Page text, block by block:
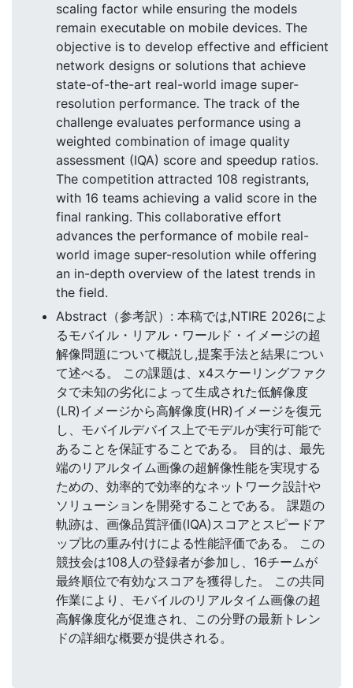
scaling factor while ensuring the models
remain executable on mobile devices. The
objective is to develop effective and efficient
network designs or solutions that achieve
state-of-the-art real-world image super-
resolution performance. The track of the
challenge evaluates performance using a
weighted combination of image quality
assessment (IQA) score and speedup ratios.
The competition attracted 108 registrants,
with 16 teams achieving a valid score in the
final ranking. This collaborative effort
advances the performance of mobile real-
world image super-resolution while offering
an in-depth overview of the latest trends in
the field.
Abstract（参考訳）: 本稿では,NTIRE 2026によ
るモバイル・リアル・ワールド・イメージの超
解像問題について概説し,提案手法と結果につい
て述べる。 この課題は、x4スケーリングファク
タで未知の劣化によって生成された低解像度
(LR)イメージから高解像度(HR)イメージを復元
し、モバイルデバイス上でモデルが実行可能で
あることを保証することである。 目的は、最先
端のリアルタイム画像の超解像性能を実現する
ための、効率的で効率的なネットワーク設計や
ソリューションを開発することである。 課題の
軌跡は、画像品質評価(IQA)スコアとスピードア
ップ比の重み付けによる性能評価である。 この
競技会は108人の登録者が参加し、16チームが
最終順位で有効なスコアを獲得した。 この共同
作業により、モバイルのリアルタイム画像の超
高解像度化が促進され、この分野の最新トレン
ドの詳細な概要が提供される。